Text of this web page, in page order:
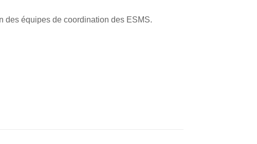
des équipes de coordination des ESMS.